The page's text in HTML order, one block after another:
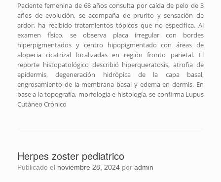
Paciente femenina de 68 años consulta por caída de pelo de 3
años de evolución, se acompaña de prurito y sensación de
ardor, ha recibido tratamientos tópicos que no especifica. Al
examen físico, se observa placa irregular con bordes
hiperpigmentados y centro hipopigmentado con áreas de
alopecia cicatrizal localizadas en región fronto parietal. El
reporte histopatológico describió hiperqueratosis, atrofia de
epidermis, degeneración hidrópica de la capa basal,
engrosamiento de la membrana basal y edema en dermis. En
base a la topografía, morfología e histología, se confirma Lupus
Cutáneo Crónico
Herpes zoster pediatrico
Publicado el noviembre 28, 2024 por admin